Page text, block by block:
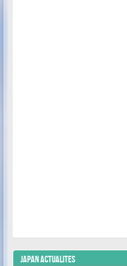
JAPAN ACTUALITES